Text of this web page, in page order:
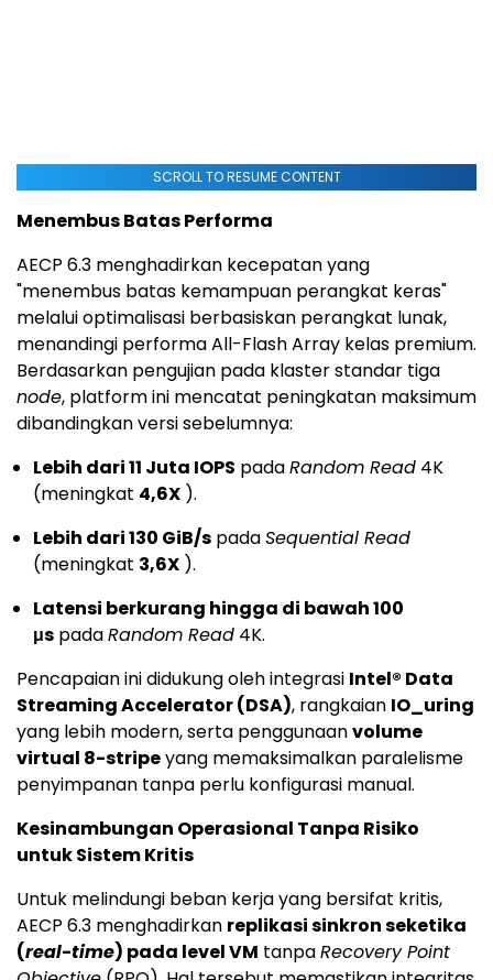
SCROLL TO RESUME CONTENT
Menembus Batas Performa
AECP 6.3 menghadirkan kecepatan yang
"menembus batas kemampuan perangkat keras"
melalui optimalisasi berbasiskan perangkat lunak,
menandingi performa All-Flash Array kelas premium.
Berdasarkan pengujian pada klaster standar tiga
node, platform ini mencatat peningkatan maksimum
dibandingkan versi sebelumnya:
Lebih dari 11 Juta IOPS padaRandom Read 4K
(meningkat 4,6X ).
Lebih dari 130 GiB/s padaSequential Read
(meningkat 3,6X ).
Latensi berkurang hingga di bawah 100
μs padaRandom Read 4K.
Pencapaian ini didukung oleh integrasi Intel® Data
Streaming Accelerator (DSA), rangkaian IO_uring
yang lebih modern, serta penggunaanvolume
virtual 8-stripeyang memaksimalkan paralelisme
penyimpanan tanpa perlu konfigurasi manual.
Kesinambungan Operasional Tanpa Risiko
untuk Sistem Kritis
Untuk melindungi beban kerja yang bersifat kritis,
AECP 6.3 menghadirkan replikasi sinkron seketika
(real-time) pada level VM tanpaRecovery Point